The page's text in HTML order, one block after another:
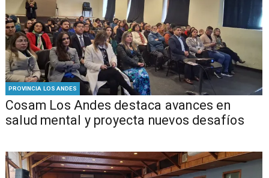
PROVINCIA LOS ANDES
Cosam Los Andes destaca avances en
salud mental y proyecta nuevos desafíos